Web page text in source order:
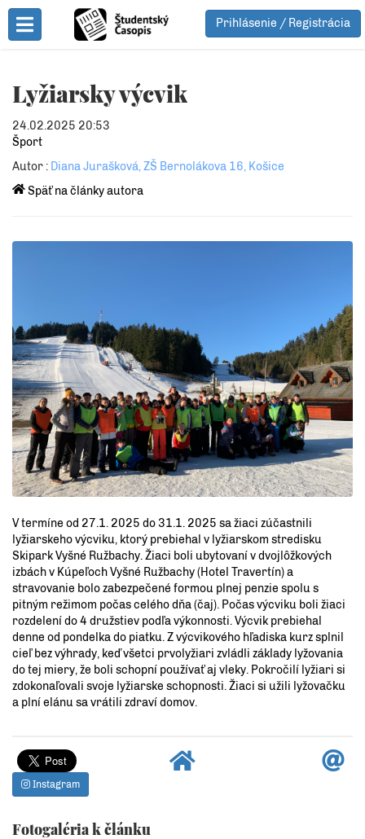
Toggle Menu
Prihlásenie / Registrácia
Lyžiarsky výcvik
24.02.2025 20:53
Šport
Autor : Diana Jurašková, ZŠ Bernolákova 16, Košice
Späť na články autora
V termíne od 27.1. 2025 do 31.1. 2025 sa žiaci zúčastnili
lyžiarskeho výcviku, ktorý prebiehal v lyžiarskom stredisku
Skipark Vyšné Ružbachy. Žiaci boli ubytovaní v dvojlôžkových
izbách v Kúpeľoch Vyšné Ružbachy (Hotel Travertín) a
stravovanie bolo zabezpečené formou plnej penzie spolu s
pitným režimom počas celého dňa (čaj). Počas výcviku boli žiaci
rozdelení do 4 družstiev podľa výkonnosti. Výcvik prebiehal
denne od pondelka do piatku. Z výcvikového hľadiska kurz splnil
cieľ bez výhrady, keď všetci prvolyžiari zvládli základy lyžovania
do tej miery, že boli schopní používať aj vleky. Pokročilí lyžiari si
zdokonaľovali svoje lyžiarske schopnosti. Žiaci si užili lyžovačku
a plní elánu sa vrátili zdraví domov.
Instagram
Fotogaléria k článku